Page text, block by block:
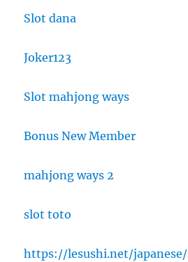
Slot dana
Joker123
Slot mahjong ways
Bonus New Member
mahjong ways 2
slot toto
https://lesushi.net/japanese/